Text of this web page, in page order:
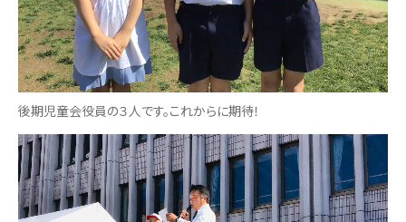
後期児童会役員の３人です。これからに期待！